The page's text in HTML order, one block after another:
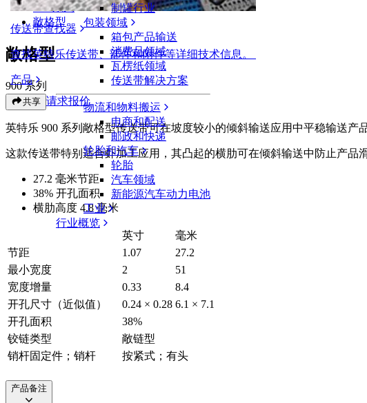
传送带查找器
查找英特乐传送带、部件和附件等详细技术信息。
产品
制罐行业
包装领域
箱包产品输送
消费品领域
瓦楞纸领域
传送带解决方案
物流和物料搬运
电商和配送
邮政和快递
轮胎和汽车
轮胎
汽车领域
新能源汽车动力电池
工业
行业概览
900 系列
敞格型
敞格型
900 系列
共享 请求报价
英特乐 900 系列敞格型传送带可在坡度较小的倾斜输送应用中平稳输送产品
这款传送带特别适合虾加工应用，其凸起的横肋可在倾斜输送中防止产品
27.2 毫米节距
38% 开孔面积
横肋高度 4.8 毫米
英寸
毫米
节距
1.07
27.2
最小宽度
2
51
宽度增量
0.33
8.4
开孔尺寸（近似值）
0.24 × 0.28 6.1 × 7.1
开孔面积
38%
铰链类型
敞链型
销杆固定件；销杆
按紧式；有头
产品备注